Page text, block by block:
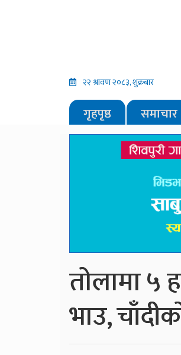
२२ श्रावण २०८३, शुक्रबार
गृहपृष्ठ समाचार
ताेलामा ५
भाउ,